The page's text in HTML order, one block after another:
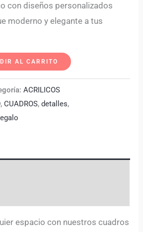
con diseños personalizados
moderno y elegante a tus
AL CARRITO
ACRILICOS
,CUADROS,detalles,
espacio con nuestros cuadros